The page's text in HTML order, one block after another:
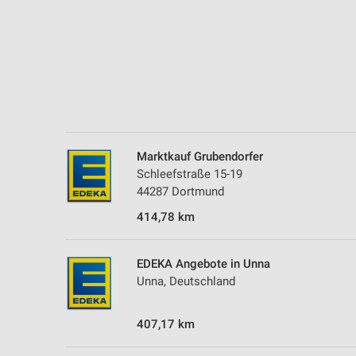
Marktkauf Grubendorfer
Schleefstraße 15-19
44287 Dortmund
414,78 km
EDEKA Angebote in Unna
Unna, Deutschland
407,17 km